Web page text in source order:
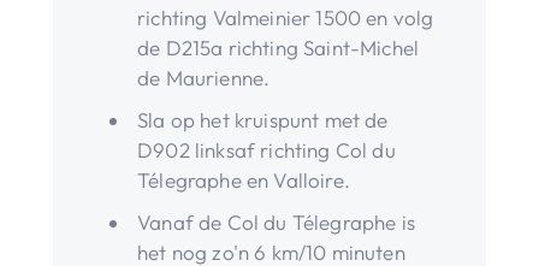
richting Valmeinier 1500 en volg
de D215a richting Saint-Michel
de Maurienne.
Sla op het kruispunt met de
D902 linksaf richting Col du
Télegraphe en Valloire.
Vanaf de Col du Télegraphe is
het nog zo'n 6 km/10 minuten